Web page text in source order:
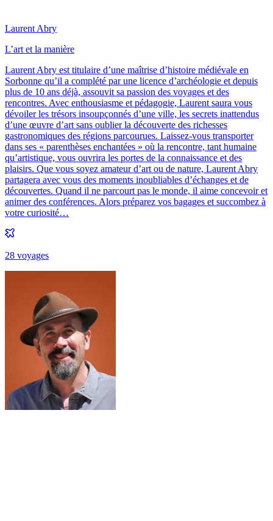
Laurent Abry
L’art et la manière
Laurent Abry est titulaire d’une maîtrise d’histoire médiévale en
Sorbonne qu’il a complété par une licence d’archéologie et depuis
plus de 10 ans déjà, assouvit sa passion des voyages et des
rencontres. Avec enthousiasme et pédagogie, Laurent saura vous
dévoiler les trésors insoupçonnés d’une ville, les secrets inattendus
d’une œuvre d’art sans oublier la découverte des richesses
gastronomiques des régions parcourues. Laissez-vous transporter
dans ses « parenthèses enchantées » où la rencontre, tant humaine
qu’artistique, vous ouvrira les portes de la connaissance et des
plaisirs. Que vous soyez amateur d’art ou de nature, Laurent Abry
partagera avec vous des moments inoubliables d’échanges et de
découvertes. Quand il ne parcourt pas le monde, il aime concevoir et
animer des conférences. Alors préparez vos bagages et succombez à
votre curiosité…
28 voyages